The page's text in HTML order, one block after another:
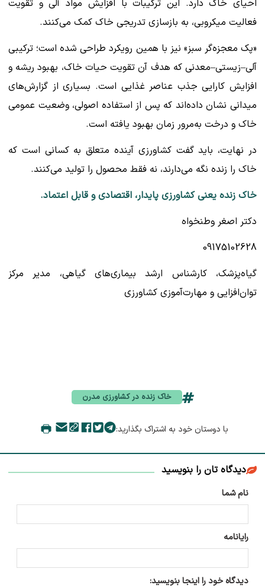
احیای خاک دارد. این ترکیبات با افزایش مواد آلی و تقویت
فعالیت میکروبی، به بازسازی تدریجی خاک کمک می‌کنند.
«پک معجزه‌گر سبز» نیز با همین رویکرد طراحی شده است؛ ترکیبی
آلی–زیستی–معدنی که هدف آن تقویت حیات خاک، بهبود ریشه و
افزایش کارایی جذب عناصر غذایی است. بسیاری از گزارش‌های
میدانی نشان داده‌اند که پس از استفاده اصولی، وضعیت عمومی
خاک و درخت به‌مرور زمان بهبود یافته است.
در نهایت، باید گفت کشاورزی آینده متعلق به کسانی است که
خاک را زنده نگه می‌دارند، نه فقط محصول را تولید می‌کنند.
خاک زنده یعنی کشاورزی پایدار، اقتصادی و قابل اعتماد.
دکتر اصغر وطنخواه
09175102628
گیاه‌پزشک، کارشناس ارشد بیماری‌های گیاهی، مدیر مرکز
توان‌افزایی و مهارت‌آموزی کشاورزی
خاک زنده در کشاورزی مدرن
با دوستان خود به اشتراک بگذارید:
دیدگاه تان را بنویسید
نام شما
رایانامه
دیدگاه خود را اینجا بنویسید: